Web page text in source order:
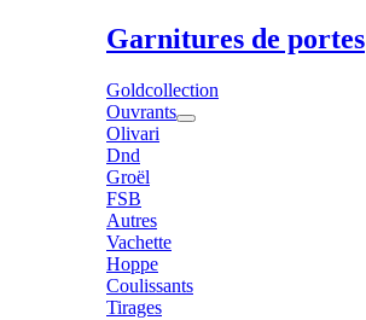
Garnitures de portes
Goldcollection
Ouvrants
Olivari
Dnd
Groël
FSB
Autres
Vachette
Hoppe
Coulissants
Tirages